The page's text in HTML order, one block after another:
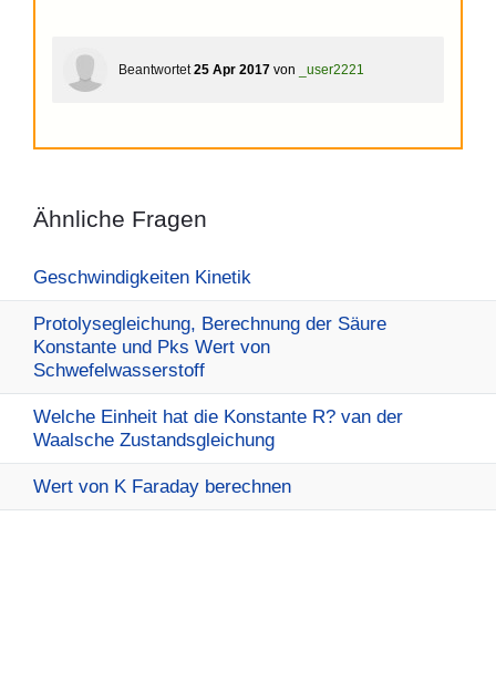
Beantwortet 25 Apr 2017 von _user2221
Ähnliche Fragen
Geschwindigkeiten Kinetik
Protolysegleichung, Berechnung der Säure
Konstante und Pks Wert von
Schwefelwasserstoff
Welche Einheit hat die Konstante R? van der
Waalsche Zustandsgleichung
Wert von K Faraday berechnen